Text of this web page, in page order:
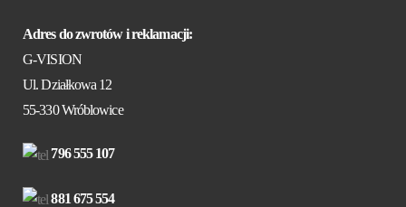
Adres do zwrotów i reklamacji:
G-VISION
Ul. Działkowa 12
55-330 Wróblowice
796 555 107
881 675 554